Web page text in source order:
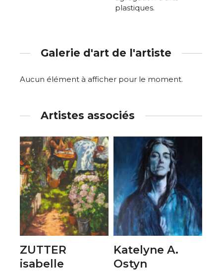
plastiques.
Galerie d'art de l'artiste
Aucun élément à afficher pour le moment.
Artistes associés
ZUTTER
isabelle
Katelyne A.
Ostyn